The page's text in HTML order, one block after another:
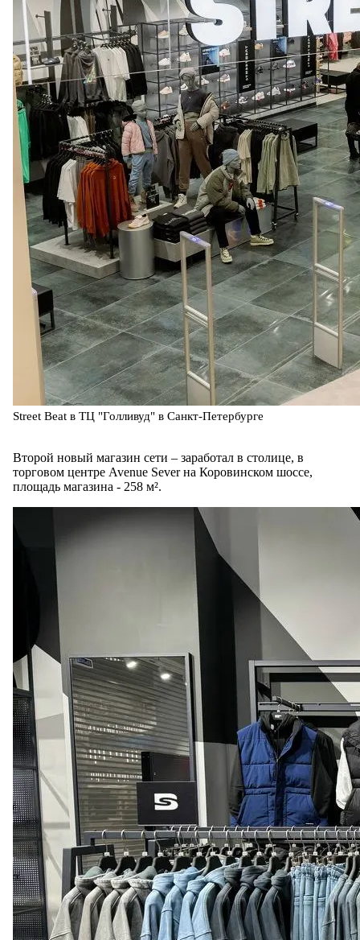
Street Beat в ТЦ "Голливуд" в Санкт-Петербурге
Второй новый магазин сети – заработал в столице, в
торговом центре Avenue Sever на Коровинском шоссе,
площадь магазина - 258 м².